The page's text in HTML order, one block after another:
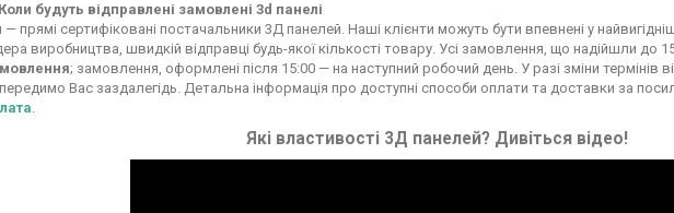
Коли будуть відправлені замовлені 3d панелі
прямі сертифіковані постачальники 3Д панелей. Наші клієнти можуть бути впевнені у
виробництва, швидкій відправці будь-якої кількості товару. Усі замовлення, що надійшли до
; замовлення, оформлені після 15:00 — на наступний робочий день. У разі зміни термінів
Вас заздалегідь. Детальна інформація про доступні способи оплати та доставки за
.
Які властивості 3Д панелей? Дивіться відео!